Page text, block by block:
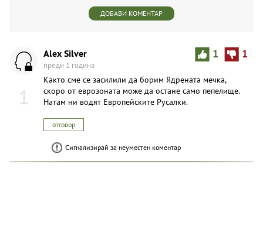
ДОБАВИ КОМЕНТАР
1
1 1
Alex Silver
преди 1 година
Както сме се засилили да борим Ядрената мечка,
скоро от еврозоната може да остане само пепелище.
Натам ни водят Европейските Русалки.
отговор
Сигнализирай за неуместен коментар